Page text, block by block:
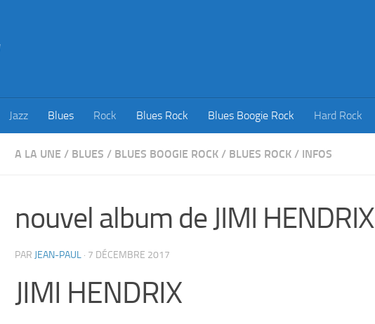
Jazz Blues Rock Blues Rock Blues Boogie Rock Hard Rock
A LA UNE / BLUES / BLUES BOOGIE ROCK / BLUES ROCK / INFOS
nouvel album de JIMI HENDRIX
PAR JEAN-PAUL · 7 DÉCEMBRE 2017
JIMI HENDRIX